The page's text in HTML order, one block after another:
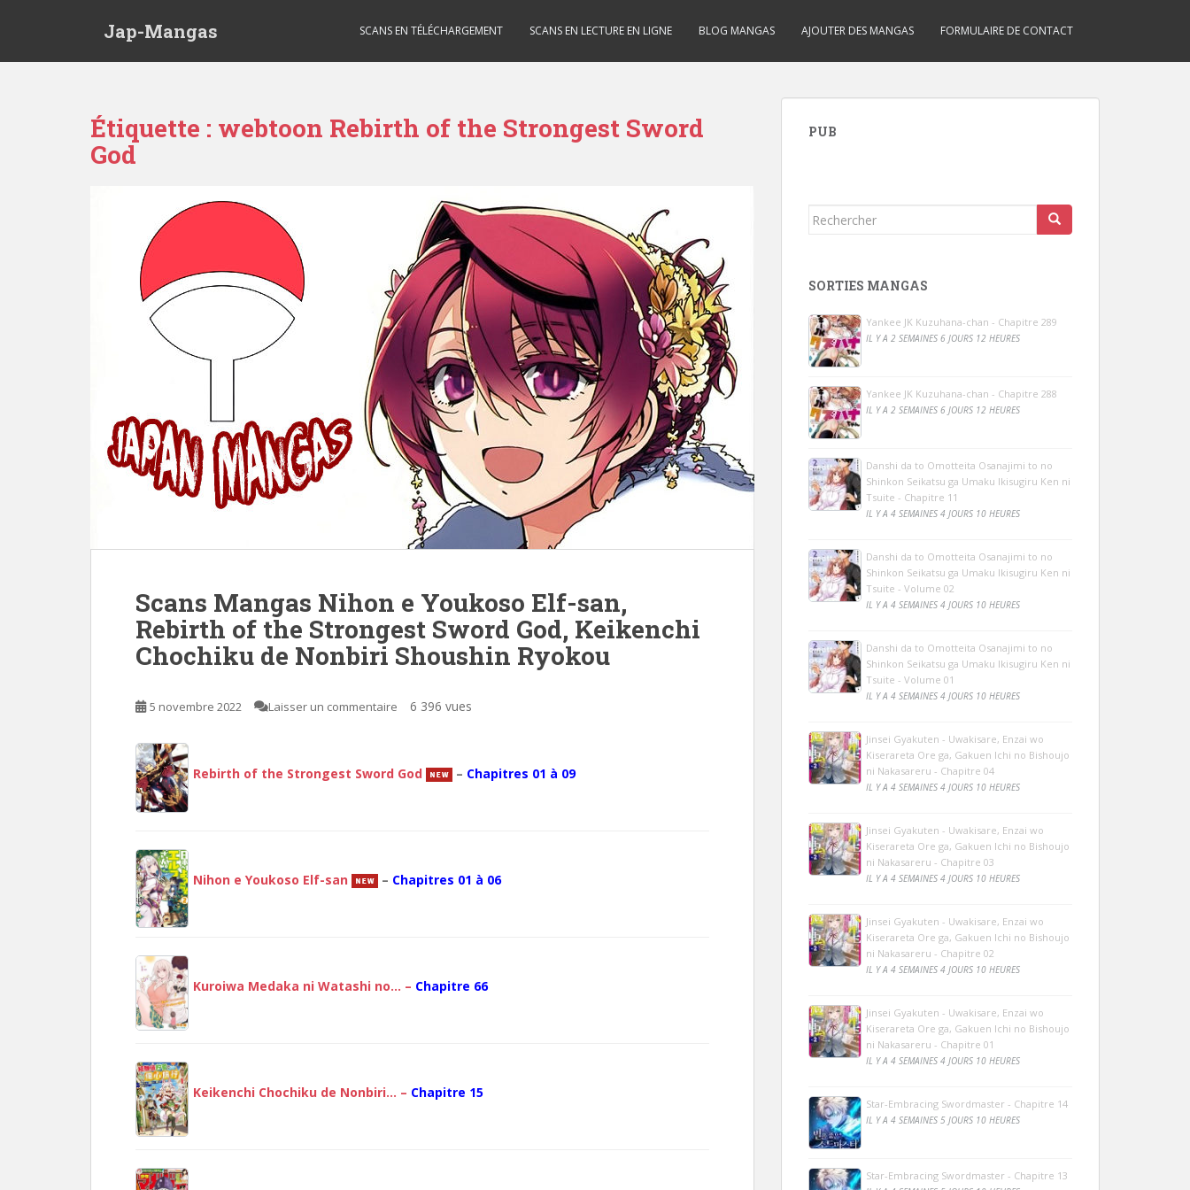
Jap-Mangas SCANS EN TÉLÉCHARGEMENT SCANS EN LECTURE EN LIGNE BLOG MANGAS AJOUTER DES MANGAS FORMULAIRE DE CONTACT
Étiquette : webtoon Rebirth of the Strongest Sword
God
Scans Mangas Nihon e Youkoso Elf-san,
Rebirth of the Strongest Sword God, Keikenchi
Chochiku de Nonbiri Shoushin Ryokou
5 novembre 2022 Laisser un commentaire 6 396 vues
Rebirth of the Strongest Sword God – Chapitres 01 à 09
Nihon e Youkoso Elf-san – Chapitres 01 à 06
Kuroiwa Medaka ni Watashi no… – Chapitre 66
Keikenchi Chochiku de Nonbiri… – Chapitre 15
PUB
Rechercher...
SORTIES MANGAS
Yankee JK Kuzuhana-chan - Chapitre 289
IL Y A 2 SEMAINES 6 JOURS 12 HEURES
Yankee JK Kuzuhana-chan - Chapitre 288
IL Y A 2 SEMAINES 6 JOURS 12 HEURES
Danshi da to Omotteita Osanajimi to no
Shinkon Seikatsu ga Umaku Ikisugiru Ken ni
Tsuite - Chapitre 11
IL Y A 4 SEMAINES 4 JOURS 10 HEURES
Danshi da to Omotteita Osanajimi to no
Shinkon Seikatsu ga Umaku Ikisugiru Ken ni
Tsuite - Volume 02
IL Y A 4 SEMAINES 4 JOURS 10 HEURES
Danshi da to Omotteita Osanajimi to no
Shinkon Seikatsu ga Umaku Ikisugiru Ken ni
Tsuite - Volume 01
IL Y A 4 SEMAINES 4 JOURS 10 HEURES
Jinsei Gyakuten - Uwakisare, Enzai wo
Kiserareta Ore ga, Gakuen Ichi no Bishoujo
ni Nakasareru - Chapitre 04
IL Y A 4 SEMAINES 4 JOURS 10 HEURES
Jinsei Gyakuten - Uwakisare, Enzai wo
Kiserareta Ore ga, Gakuen Ichi no Bishoujo
ni Nakasareru - Chapitre 03
IL Y A 4 SEMAINES 4 JOURS 10 HEURES
Jinsei Gyakuten - Uwakisare, Enzai wo
Kiserareta Ore ga, Gakuen Ichi no Bishoujo
ni Nakasareru - Chapitre 02
IL Y A 4 SEMAINES 4 JOURS 10 HEURES
Jinsei Gyakuten - Uwakisare, Enzai wo
Kiserareta Ore ga, Gakuen Ichi no Bishoujo
ni Nakasareru - Chapitre 01
IL Y A 4 SEMAINES 4 JOURS 10 HEURES
Star-Embracing Swordmaster - Chapitre 14
IL Y A 4 SEMAINES 5 JOURS 10 HEURES
Star-Embracing Swordmaster - Chapitre 13